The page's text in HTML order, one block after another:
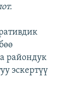
райондук
эскертүү